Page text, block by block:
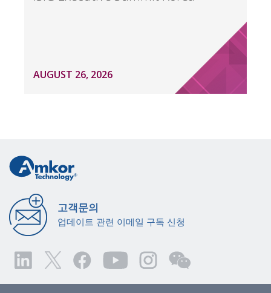
AUGUST 26, 2026
고객문의
업데이트 관련 이메일 구독 신청